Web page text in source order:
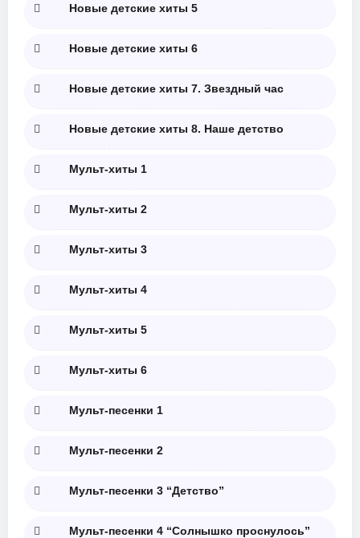
Новые детские хиты 5
Новые детские хиты 6
Новые детские хиты 7. Звездный час
Новые детские хиты 8. Наше детство
Мульт-хиты 1
Мульт-хиты 2
Мульт-хиты 3
Мульт-хиты 4
Мульт-хиты 5
Мульт-хиты 6
Мульт-песенки 1
Мульт-песенки 2
Мульт-песенки 3 “Детство”
Мульт-песенки 4 “Солнышко проснулось”